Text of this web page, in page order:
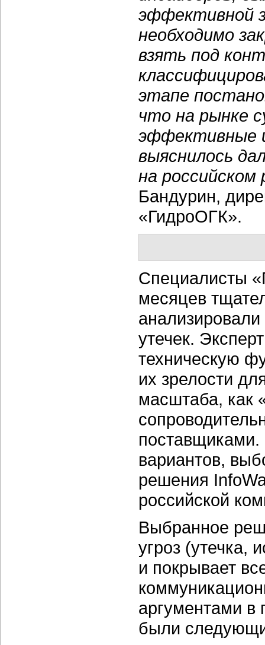
эффективной
необходимо
взять под
этапе
что на рынке
эффективные
выяснилось
на российском
Бандурин,
«ГидроОГК».
Специалисты
месяцев
утечек.
техническую
их зрелости
масштаба, как
поставщиками.
вариантов,
решения
российской
Выбранное
угроз (утечка,
и покрывает
аргументами в
были